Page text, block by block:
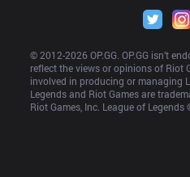
© 2012-2026 OP.GG. OP.GG isn’t
reflect the views or opinions of Riot
involved in producing or managing
Legends and Riot Games are
Riot Games, Inc. League of Legends